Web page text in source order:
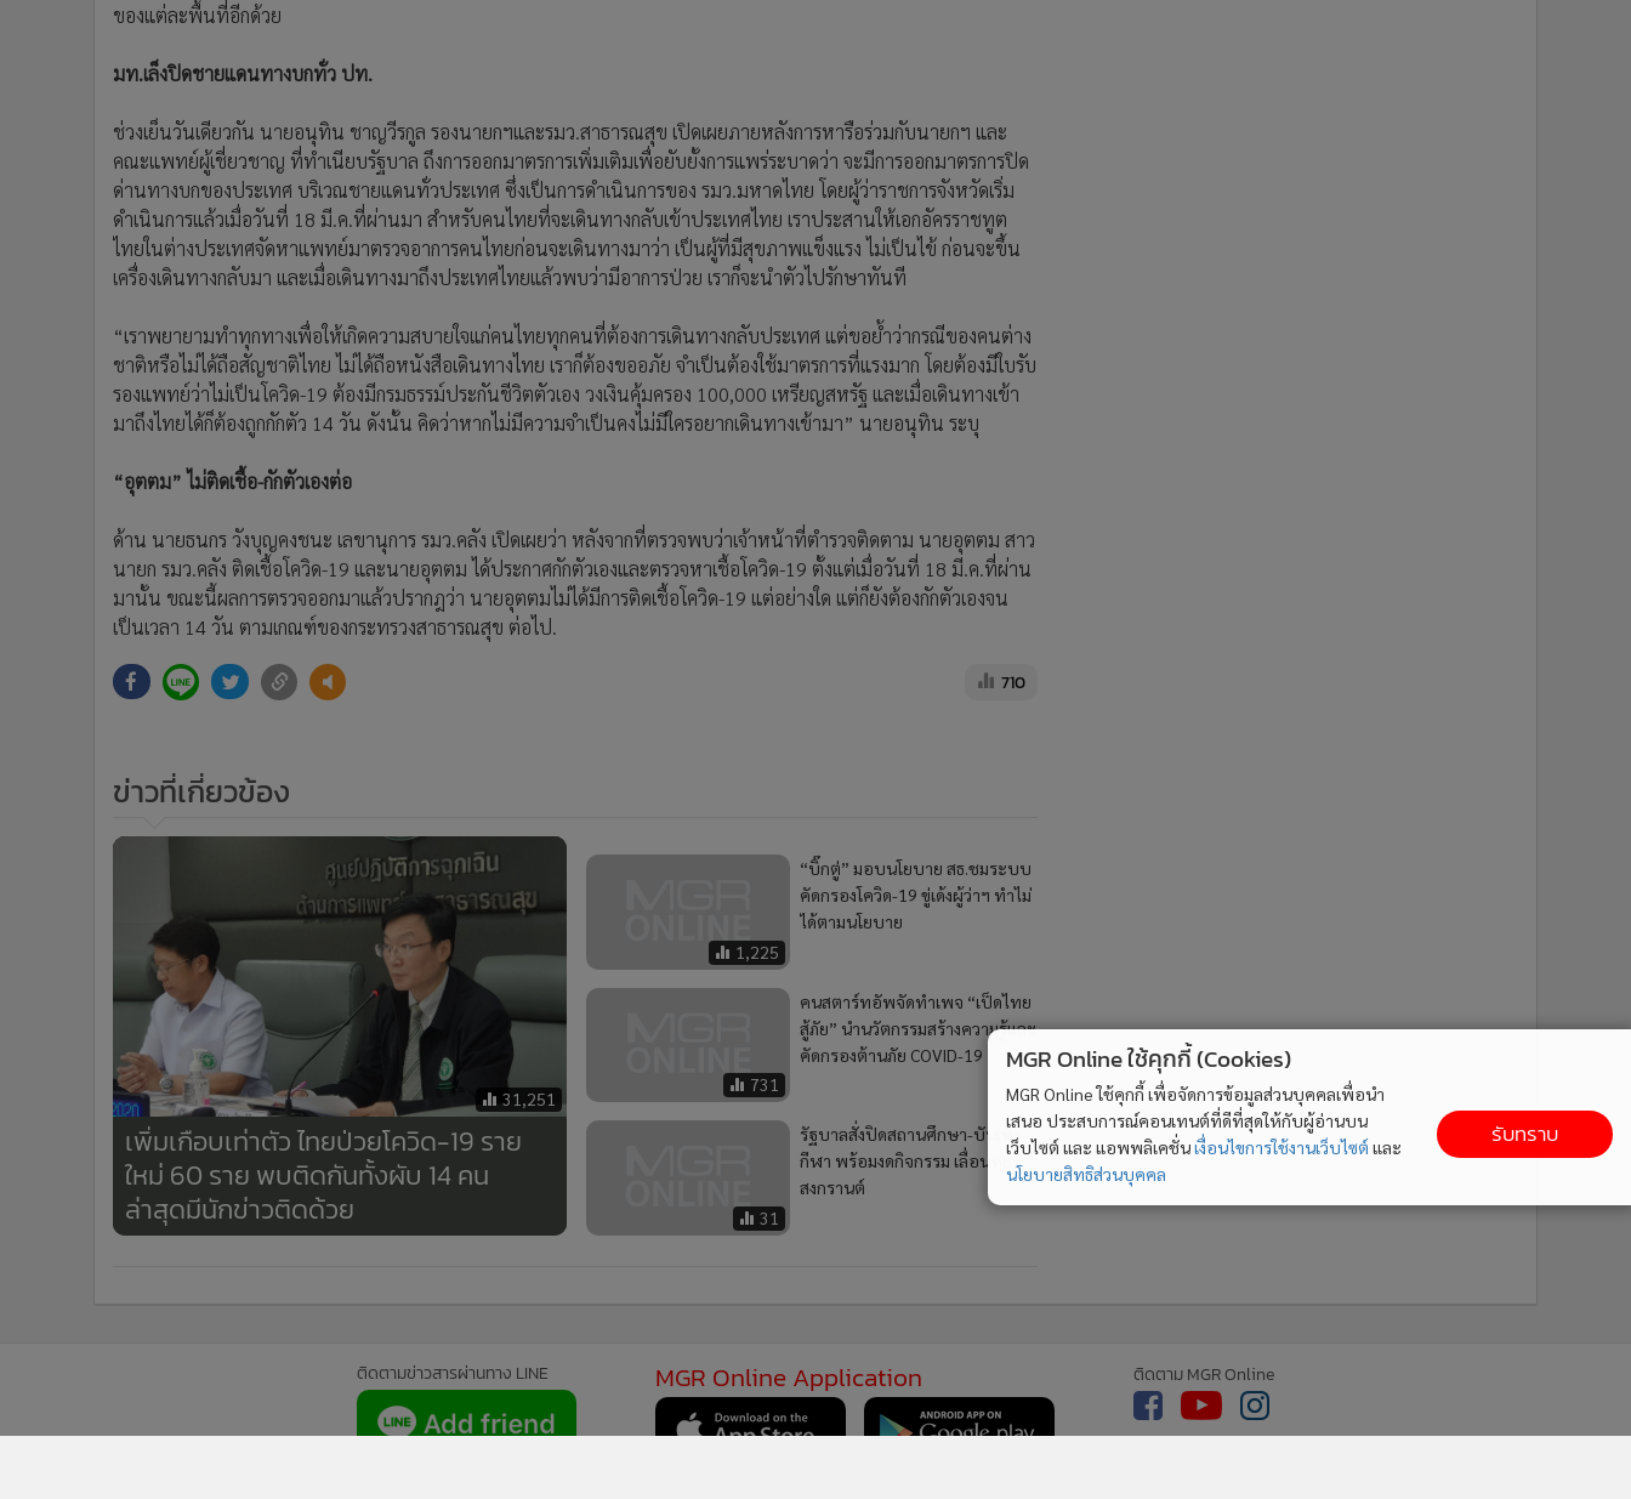
ของแต่ละพื้นที่อีกด้วย
มท.เล็งปิดชายแดนทางบกทั่ว ปท.
ช่วงเย็นวันเดียวกัน นายอนุทิน ชาญวีรกูล รองนายกฯและรมว.สาธารณสุข เปิดเผยภายหลังการหารือร่วมกับนายกฯ และ
คณะแพทย์ผู้เชี่ยวชาญ ที่ทำเนียบรัฐบาล ถึงการออกมาตรการเพิ่มเติมเพื่อยับยั้งการแพร่ระบาดว่า จะมีการออกมาตรการปิด
ด่านทางบกของประเทศ บริเวณชายแดนทั่วประเทศ ซึ่งเป็นการดำเนินการของ รมว.มหาดไทย โดยผู้ว่าราชการจังหวัดเริ่ม
ดำเนินการแล้วเมื่อวันที่ 18 มี.ค.ที่ผ่านมา สำหรับคนไทยที่จะเดินทางกลับเข้าประเทศไทย เราประสานให้เอกอัครราชทูต
ไทยในต่างประเทศจัดหาแพทย์มาตรวจอาการคนไทยก่อนจะเดินทางมาว่า เป็นผู้ที่มีสุขภาพแข็งแรง ไม่เป็นไข้ ก่อนจะขึ้น
เครื่องเดินทางกลับมา และเมื่อเดินทางมาถึงประเทศไทยแล้วพบว่ามีอาการป่วย เราก็จะนำตัวไปรักษาทันที
“เราพยายามทำทุกทางเพื่อให้เกิดความสบายใจแก่คนไทยทุกคนที่ต้องการเดินทางกลับประเทศ แต่ขอย้ำว่ากรณีของคนต่าง
ชาติหรือไม่ได้ถือสัญชาติไทย ไม่ได้ถือหนังสือเดินทางไทย เราก็ต้องขออภัย จำเป็นต้องใช้มาตรการที่แรงมาก โดยต้องมีใบรับ
รองแพทย์ว่าไม่เป็นโควิด-19 ต้องมีกรมธรรม์ประกันชีวิตตัวเอง วงเงินคุ้มครอง 100,000 เหรียญสหรัฐ และเมื่อเดินทางเข้า
มาถึงไทยได้ก็ต้องถูกกักตัว 14 วัน ดังนั้น คิดว่าหากไม่มีความจำเป็นคงไม่มีใครอยากเดินทางเข้ามา” นายอนุทิน ระบุ
“อุตตม” ไม่ติดเชื้อ-กักตัวเองต่อ
ด้าน นายธนกร วังบุญคงชนะ เลขานุการ รมว.คลัง เปิดเผยว่า หลังจากที่ตรวจพบว่าเจ้าหน้าที่ตำรวจติดตาม นายอุตตม สาว
นายก รมว.คลัง ติดเชื้อโควิด-19 และนายอุตตม ได้ประกาศกักตัวเองและตรวจหาเชื้อโควิด-19 ตั้งแต่เมื่อวันที่ 18 มี.ค.ที่ผ่าน
มานั้น ขณะนี้ผลการตรวจออกมาแล้วปรากฎว่า นายอุตตมไม่ได้มีการติดเชื้อโควิด-19 แต่อย่างใด แต่ก็ยังต้องกักตัวเองจน
เป็นเวลา 14 วัน ตามเกณฑ์ของกระทรวงสาธารณสุข ต่อไป.
710
ข่าวที่เกี่ยวข้อง
31,251
เพิ่มเกือบเท่าตัว ไทยป่วยโควิด-19 ราย
ใหม่ 60 ราย พบติดกันทั้งผับ 14 คน
ล่าสุดมีนักข่าวติดด้วย
1,225
“บิ๊กตู่” มอบนโยบาย สธ.ชมระบบ
คัดกรองโควิด-19 ขู่เด้งผู้ว่าฯ ทำไม่
ได้ตามนโยบาย
731
คนสตาร์ทอัพจัดทำเพจ “เป็ดไทย
สู้ภัย” นำนวัตกรรมสร้างความรู้และ
คัดกรองต้านภัย COVID-19
31
รัฐบาลสั่งปิดสถานศึกษา-บันเทิง-
กีฬา พร้อมงดกิจกรรม เลื่อนหยุด
สงกรานต์
ติดตามข่าวสารผ่านทาง LINE MGR Online Application ติดตาม MGR Online
MGR Online ใช้คุกกี้ (Cookies)
MGR Online ใช้คุกกี้ เพื่อจัดการข้อมูลส่วนบุคคลเพื่อนำ
เสนอ ประสบการณ์คอนเทนต์ที่ดีที่สุดให้กับผู้อ่านบน
เว็บไซต์ และ แอพพลิเคชั่นเงื่อนไขการใช้งานเว็บไซต์ และ
นโยบายสิทธิส่วนบุคคล
รับทราบ